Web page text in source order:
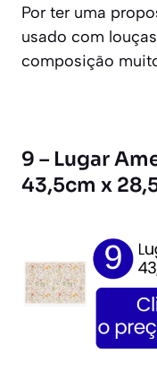
Por ter uma
usado com
composição
9 – Lugar
43,5cm x